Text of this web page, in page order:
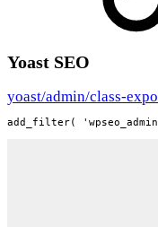
Yoast SEO
yoast/admin/class-
add_filter(